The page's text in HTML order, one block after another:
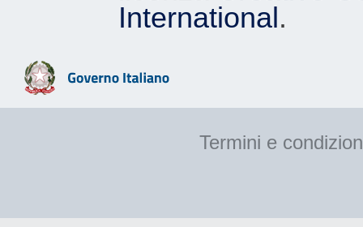
International.
Termini e